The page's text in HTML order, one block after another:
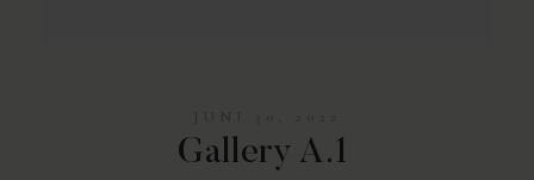
Gallery A.1